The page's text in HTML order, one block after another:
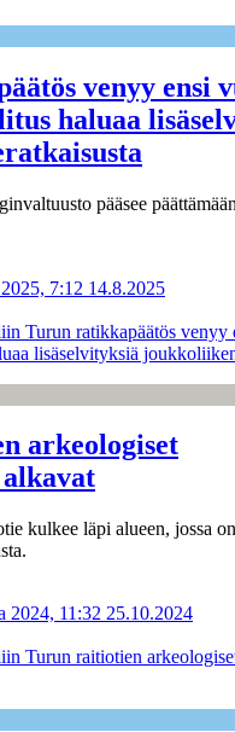
venyy ensi
haluaa
pääsee
7:12 14.8.2025
Turun ratikkapäätös venyy
lisäselvityksiä
arkeologiset
kulkee läpi alueen, jossa
2024, 11:32 25.10.2024
Turun raitiotien